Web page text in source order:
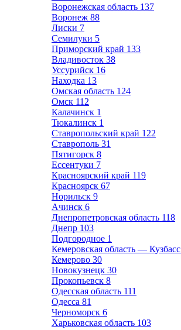
Воронежская область 137
Воронеж 88
Лиски 7
Семилуки 5
Приморский край 133
Владивосток 38
Уссурийск 16
Находка 13
Омская область 124
Омск 112
Калачинск 1
Тюкалинск 1
Ставропольский край 122
Ставрополь 31
Пятигорск 8
Ессентуки 7
Красноярский край 119
Красноярск 67
Норильск 9
Ачинск 6
Днепропетровская область 118
Днепр 103
Подгородное 1
Кемеровская область — Кузбасс
Кемерово 30
Новокузнецк 30
Прокопьевск 8
Одесская область 111
Одесса 81
Черноморск 6
Харьковская область 103